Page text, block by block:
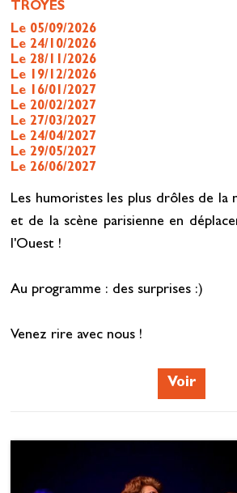
TROYES
Le 05/09/2026
Le 24/10/2026
Le 28/11/2026
Le 19/12/2026
Le 16/01/2027
Le 20/02/2027
Le 27/03/2027
Le 24/04/2027
Le 29/05/2027
Le 26/06/2027
Les humoristes les plus drôles de la
et de la scène parisienne en
l'Ouest !
Au programme : des surprises :)
Venez rire avec nous !
Voir